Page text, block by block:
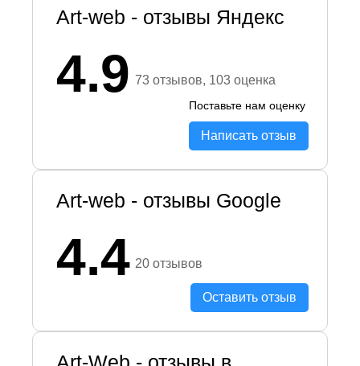
Art-web - отзывы Яндекс
4.9 73 отзывов, 103 оценка
Поставьте нам оценку
Написать отзыв
Art-web - отзывы Google
4.4 20 отзывов
Оставить отзыв